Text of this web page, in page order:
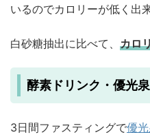
いるのでカロリーが低く出
白砂糖抽出に比べて、 カロ
酵素ドリンク・優光
3日間ファスティングで優